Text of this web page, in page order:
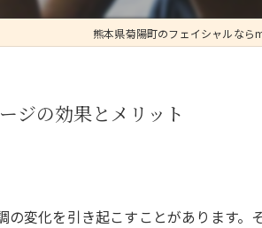
熊本県菊陽町のフェイシャルな
ジの効果とメリット
変化を引き起こすことがあります